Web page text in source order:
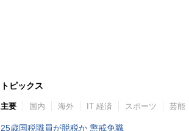
トピックス
主要 国内 海外 IT 経済 スポーツ 芸能
25歳国税職員が脱税か 懲戒免職